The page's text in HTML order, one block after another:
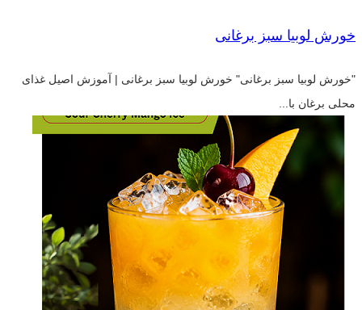
خورش لوبیا سبز برغانی
"خورش لوبیا سبز برغانی" خورش لوبیا سبز برغانی | آموزش اصیل غذای
محلی برغان با...